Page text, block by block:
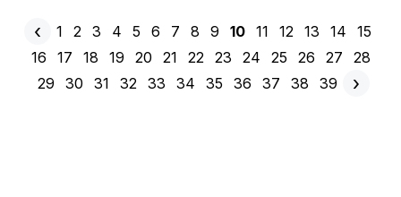
Pagination
Page
précédente
‹ Page
1 Page
2 Page
3 Page
4 Page
5 Page
6 Page
7 Page
8 Page
9
Page
10 Page
11 Page
12 Page
13 Page
14 Page
15
Page
16 Page
17 Page
18 Page
19 Page
20 Page
21 Page
22 Page
23 Page
24 Page
25 Page
26 Page
27 Page
28
Page
29 Page
30 Page
31 Page
32 Page
33 Page
34 Page
35 Page
36 Page
37 Page
38 Page
39
Page
›